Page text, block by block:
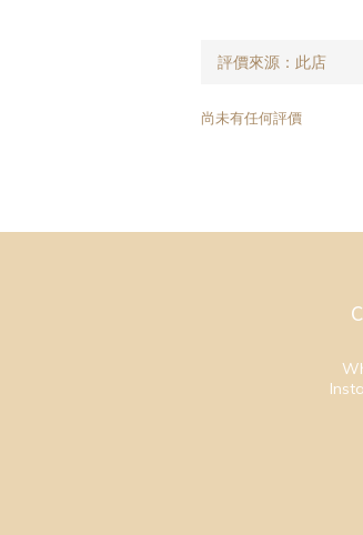
尚未有任何評價